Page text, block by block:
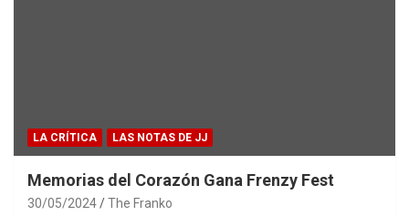
LA CRÍTICA LAS NOTAS DE JJ
Memorias del Corazón Gana Frenzy Fest
30/05/2024 The Franko